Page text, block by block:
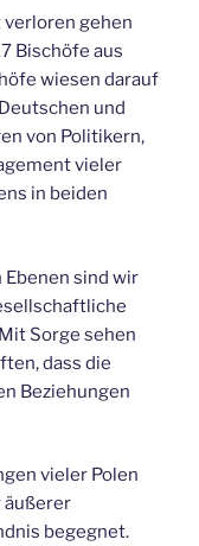
verloren gehen
Bischöfe aus
wiesen darauf
und
von Politikern,
vieler
in beiden
Ebenen sind wir
Sorge sehen
dass die
Beziehungen
vieler Polen
äußerer
begegnet.